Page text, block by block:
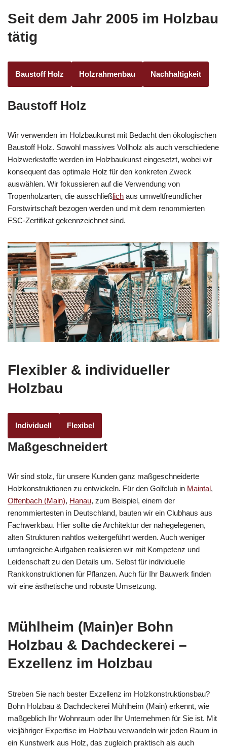
Seit dem Jahr 2005 im Holzbau
tätig
Baustoff Holz Holzrahmenbau Nachhaltigkeit
Baustoff Holz
Wir verwenden im Holzbaukunst mit Bedacht den ökologischen
Baustoff Holz. Sowohl massives Vollholz als auch verschiedene
Holzwerkstoffe werden im Holzbaukunst eingesetzt, wobei wir
konsequent das optimale Holz für den konkreten Zweck
auswählen. Wir fokussieren auf die Verwendung von
Tropenholzarten, die ausschließlich aus umweltfreundlicher
Forstwirtschaft bezogen werden und mit dem renommierten
FSC-Zertifikat gekennzeichnet sind.
Flexibler & individueller
Holzbau
Individuell Flexibel
Maßgeschneidert
Wir sind stolz, für unsere Kunden ganz maßgeschneiderte
Holzkonstruktionen zu entwickeln. Für den Golfclub in Maintal,
Offenbach (Main), Hanau, zum Beispiel, einem der
renommiertesten in Deutschland, bauten wir ein Clubhaus aus
Fachwerkbau. Hier sollte die Architektur der nahegelegenen,
alten Strukturen nahtlos weitergeführt werden. Auch weniger
umfangreiche Aufgaben realisieren wir mit Kompetenz und
Leidenschaft zu den Details um. Selbst für individuelle
Rankkonstruktionen für Pflanzen. Auch für Ihr Bauwerk finden
wir eine ästhetische und robuste Umsetzung.
Mühlheim (Main)er Bohn
Holzbau & Dachdeckerei –
Exzellenz im Holzbau
Streben Sie nach bester Exzellenz im Holzkonstruktionsbau?
Bohn Holzbau & Dachdeckerei Mühlheim (Main) erkennt, wie
maßgeblich Ihr Wohnraum oder Ihr Unternehmen für Sie ist. Mit
vieljähriger Expertise im Holzbau verwandeln wir jeden Raum in
ein Kunstwerk aus Holz, das zugleich praktisch als auch